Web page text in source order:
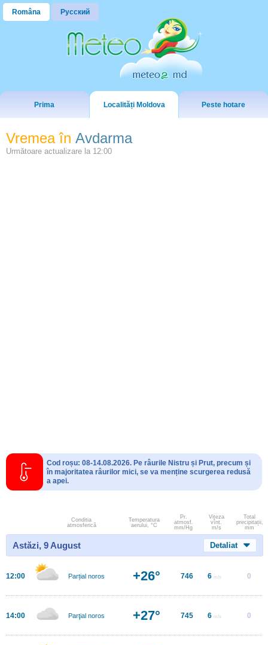
Româna Русский
Prima Localități Moldova Peste hotare
Vremea în Avdarma
Următoare actualizare la 12:00
Cod roșu: 08-14.08.2026. Pe râurile Nistru și Prut, precum și
în majoritatea râurilor mici, se va menține scurgerea redusă
a apei.
Conditia
atmosferică
Temperatura
aerului, °C
Pr.
atmosf.
mm/Hg
Viteza
vînt.
m/s
Total
precipitații,
mm
Astăzi, 9 August Detaliat
12:00 Parțial noros +26° 746 6 m/s 0
14:00 Parţial noros +27° 745 6 m/s 0